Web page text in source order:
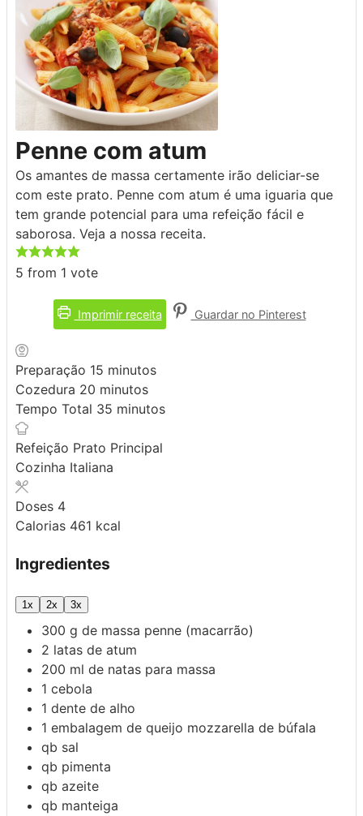
Penne com atum
Os amantes de massa certamente irão deliciar-se
com este prato. Penne com atum é uma iguaria que
tem grande potencial para uma refeição fácil e
saborosa. Veja a nossa receita.
5 from 1 vote
Imprimir receita Guardar no Pinterest
Preparação 15 minutos
minutos
Cozedura 20 minutos
minutos
Tempo Total 35 minutos
minutos
Refeição Prato Principal
Cozinha Italiana
Doses 4
Calorias 461 kcal
Ingredientes
1x 2x 3x
300 g de massa penne (macarrão)
2 latas de atum
200 ml de natas para massa
1 cebola
1 dente de alho
1 embalagem de queijo mozzarella de búfala
qb sal
qb pimenta
qb azeite
qb manteiga